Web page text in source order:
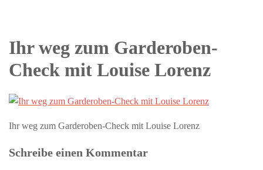
Ihr weg zum Garderoben-
Check mit Louise Lorenz
Ihr weg zum Garderoben-Check mit Louise Lorenz
Schreibe einen Kommentar